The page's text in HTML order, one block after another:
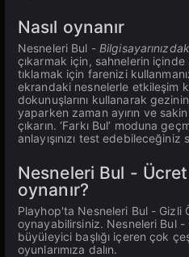
Nasıl oynanır
Nesneleri Bul -
çıkarmak için, sahnelerin
tıklamak için farenizi
ekrandaki nesnelerle etkileşim
dokunuşlarını kullanarak
yaparken zaman ayırın ve
çıkarın. ‘Farkı Bul’ moduna
anlayışınızı test
Nesneleri Bul -
oynanır?
Playhop'ta Nesneleri Bul - Gizli
oynayabilirsiniz. Nesneleri Bul
büyüleyici başlığı içeren çok
oyunlarımıza dalın.